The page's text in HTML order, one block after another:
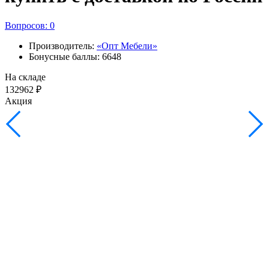
Вопросов: 0
Производитель: «Опт Мебели»
Бонусные баллы: 6648
На складе
132962 ₽
Акция